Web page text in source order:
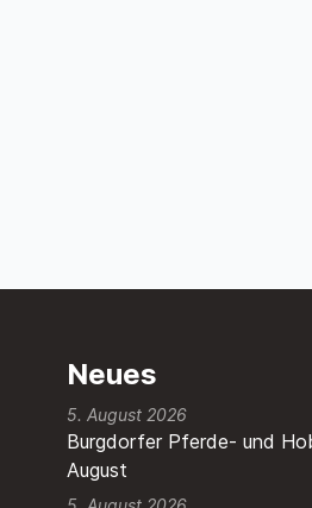
Neues
Burgdorfer Pferde- und
August
5. August 2026